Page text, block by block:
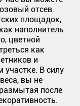
отсев.
площадок,
наполнитель
цветной
как
и
В силу
вы не
после